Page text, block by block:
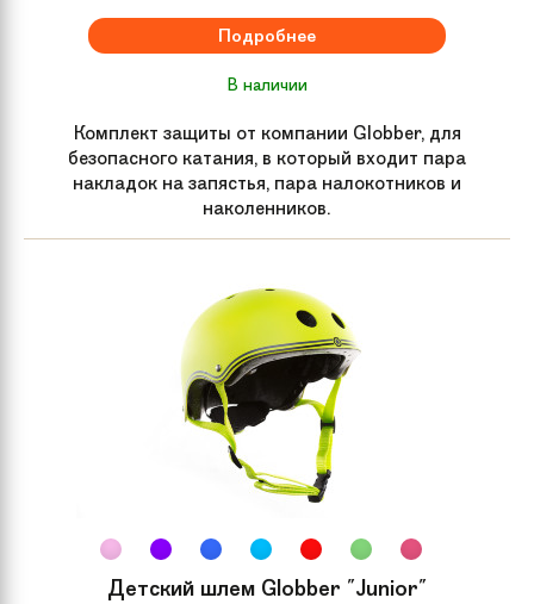
Развернутый вверх экстра-
широкий Y-образный руль из
легированной стали (61 х 56 см)
Вилка Алюминий
HIC
Подробнее
В наличии
Комплект защиты от компании Globber, для
безопасного катания, в который входит пара
накладок на запястья, пара налокотников и
наколенников.
Детский шлем Globber "Junior"